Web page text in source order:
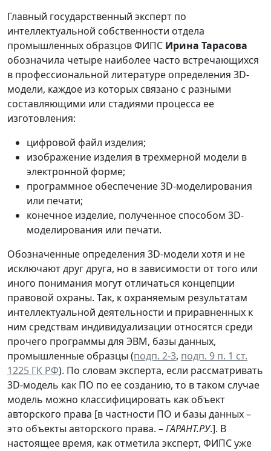
Главный государственный эксперт по
интеллектуальной собственности отдела
промышленных образцов ФИПС Ирина Тарасова
обозначила четыре наиболее часто встречающихся
в профессиональной литературе определения 3D-
модели, каждое из которых связано с разными
составляющими или стадиями процесса ее
изготовления:
цифровой файл изделия;
изображение изделия в трехмерной модели в
электронной форме;
программное обеспечение 3D-моделирования
или печати;
конечное изделие, полученное способом 3D-
моделирования или печати.
Обозначенные определения 3D-модели хотя и не
исключают друг друга, но в зависимости от того или
иного понимания могут отличаться концепции
правовой охраны. Так, к охраняемым результатам
интеллектуальной деятельности и приравненных к
ним средствам индивидуализации относятся среди
прочего программы для ЭВМ, базы данных,
промышленные образцы (подп. 2-3, подп. 9 п. 1 ст.
1225 ГК РФ). По словам эксперта, если рассматривать
3D-модель как ПО по ее созданию, то в таком случае
модель можно классифицировать как объект
авторского права [в частности ПО и базы данных –
это объекты авторского права. –ГАРАНТ.РУ.]. В
настоящее время, как отметила эксперт, ФИПС уже